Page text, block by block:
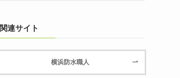
関連サイト
横浜防水職人